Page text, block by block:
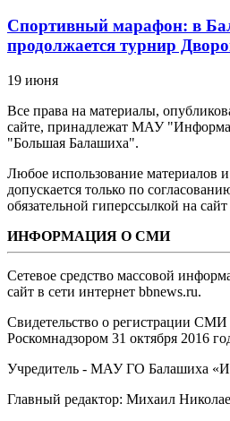
Спортивный марафон: в
продолжается турнир
19 июня
Все права на материалы,
сайте, принадлежат МАУ
"Большая Балашиха".
Любое использование материалов и
допускается только по
обязательной гиперссылкой на
ИНФОРМАЦИЯ О СМИ
Сетевое средство массовой
сайт в сети интернет bbnews.ru.
Свидетельство о регистрации
Роскомнадзором 31 октября 2016
Учредитель - МАУ ГО Балашиха
Главный редактор: Михаил